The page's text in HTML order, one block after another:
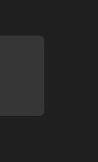
de 33,49 $
de 33,49 $